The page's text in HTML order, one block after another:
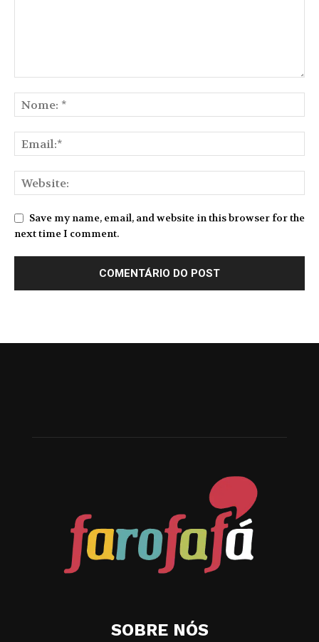
Save my name, email, and website in this browser for the
next time I comment.
SOBRE NÓS